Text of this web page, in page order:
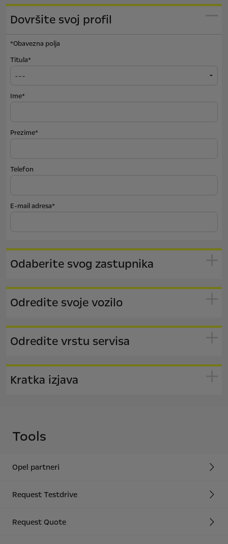
Dovršite svoj profil
*Obavezna polja
Titula*
Ime*
Prezime*
Telefon
E-mail adresa*
Odaberite svog zastupnika
Odredite svoje vozilo
Odredite vrstu servisa
Kratka izjava
Tools
Opel partneri
Request Testdrive
Request Quote